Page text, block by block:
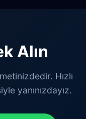
Alın
Hızlı
yanınızdayız.